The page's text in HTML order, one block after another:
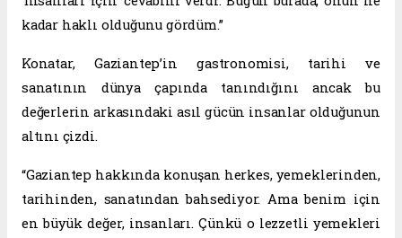
kadar haklı olduğunu gördüm.”
Konatar, Gaziantep’in gastronomisi, tarihi ve
sanatının dünya çapında tanındığını ancak bu
değerlerin arkasındaki asıl gücün insanlar olduğunun
altını çizdi.
“Gaziantep hakkında konuşan herkes, yemeklerinden,
tarihinden, sanatından bahsediyor. Ama benim için
en büyük değer, insanları. Çünkü o lezzetli yemekleri